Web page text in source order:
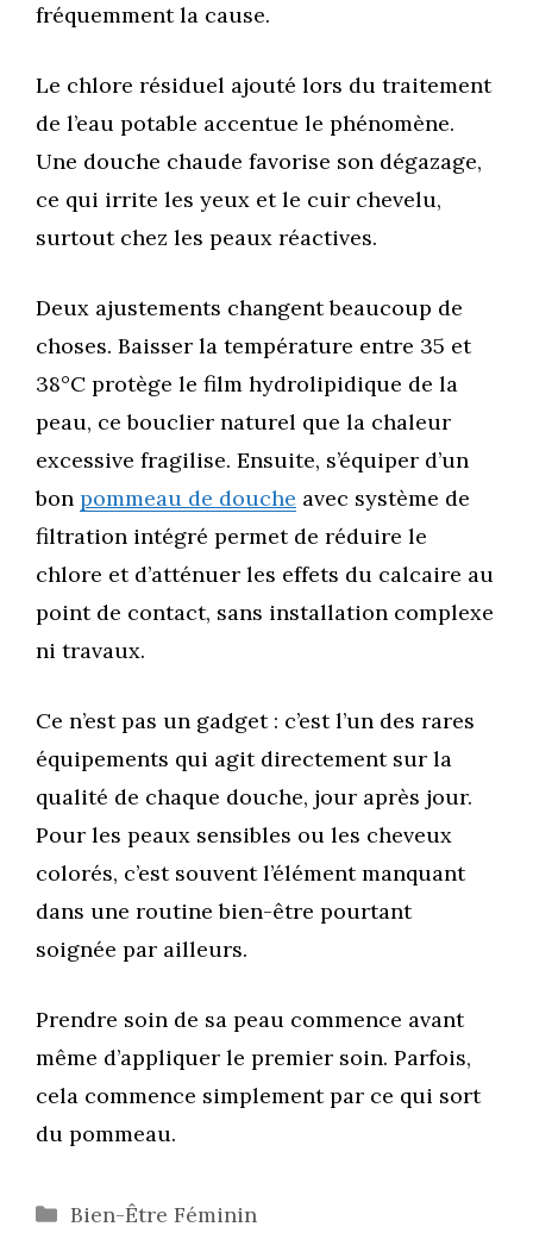
fréquemment la cause.
Le chlore résiduel ajouté lors du traitement
de l’eau potable accentue le phénomène.
Une douche chaude favorise son dégazage,
ce qui irrite les yeux et le cuir chevelu,
surtout chez les peaux réactives.
Deux ajustements changent beaucoup de
choses. Baisser la température entre 35 et
38°C protège le film hydrolipidique de la
peau, ce bouclier naturel que la chaleur
excessive fragilise. Ensuite, s’équiper d’un
bon pommeau de douche avec système de
filtration intégré permet de réduire le
chlore et d’atténuer les effets du calcaire au
point de contact, sans installation complexe
ni travaux.
Ce n’est pas un gadget : c’est l’un des rares
équipements qui agit directement sur la
qualité de chaque douche, jour après jour.
Pour les peaux sensibles ou les cheveux
colorés, c’est souvent l’élément manquant
dans une routine bien-être pourtant
soignée par ailleurs.
Prendre soin de sa peau commence avant
même d’appliquer le premier soin. Parfois,
cela commence simplement par ce qui sort
du pommeau.
Catégories
Bien-Être Féminin